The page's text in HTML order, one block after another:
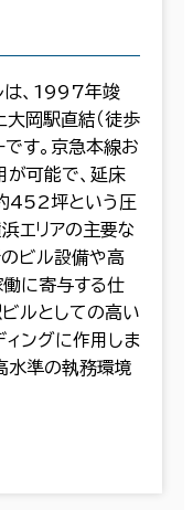
は、1997年竣
岡駅直結（徒歩
です。京急本線お
が可能で、延床
452坪という圧
エリアの主要な
のビル設備や高
働に寄与する仕
ルとしての高い
ングに作用しま
水準の執務環境